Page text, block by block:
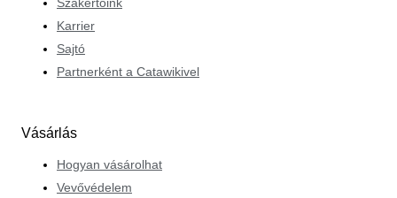
Karrier
Sajtó
Partnerként a Catawikivel
Vásárlás
Hogyan vásárolhat
Vevővédelem